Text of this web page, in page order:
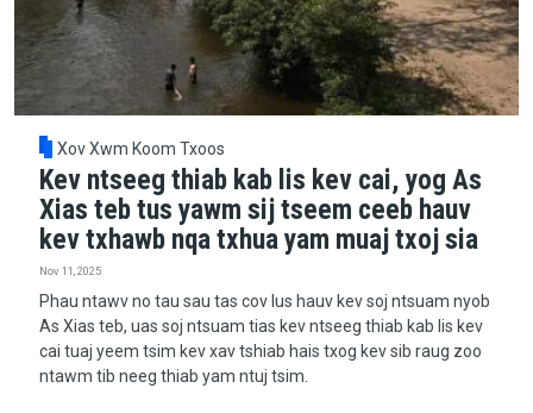
Xov Xwm Koom Txoos
Kev ntseeg thiab kab lis kev cai, yog As
Xias teb tus yawm sij tseem ceeb hauv
kev txhawb nqa txhua yam muaj txoj sia
Nov 11, 2025
Phau ntawv no tau sau tas cov lus hauv kev soj ntsuam nyob
As Xias teb, uas soj ntsuam tias kev ntseeg thiab kab lis kev
cai tuaj yeem tsim kev xav tshiab hais txog kev sib raug zoo
ntawm tib neeg thiab yam ntuj tsim.